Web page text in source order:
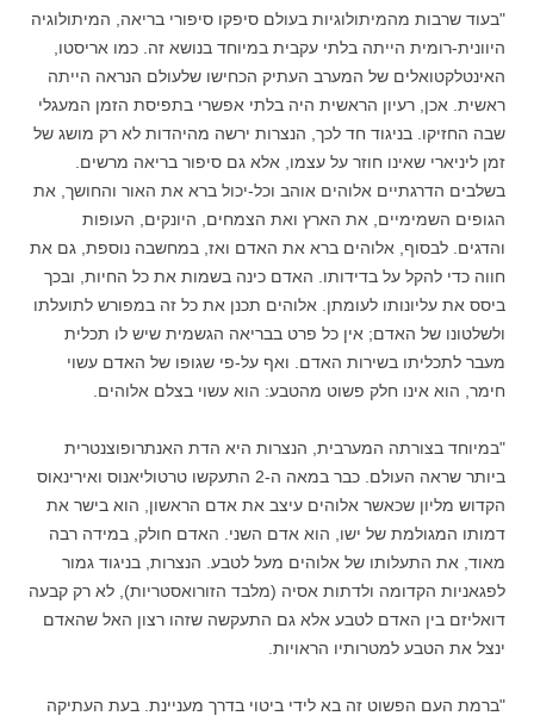
"בעוד שרבות מהמיתולוגיות בעולם סיפקו סיפורי בריאה, המיתולוגיה
היוונית-רומית הייתה בלתי עקבית במיוחד בנושא זה. כמו אריסטו,
האינטלקטואלים של המערב העתיק הכחישו שלעולם הנראה הייתה
ראשית. אכן, רעיון הראשית היה בלתי אפשרי בתפיסת הזמן המעגלי
שבה החזיקו. בניגוד חד לכך, הנצרות ירשה מהיהדות לא רק מושג של
זמן ליניארי שאינו חוזר על עצמו, אלא גם סיפור בריאה מרשים.
בשלבים הדרגתיים אלוהים אוהב וכל-יכול ברא את האור והחושך, את
הגופים השמימיים, את הארץ ואת הצמחים, היונקים, העופות
והדגים. לבסוף, אלוהים ברא את האדם ואז, במחשבה נוספת, גם את
חווה כדי להקל על בדידותו. האדם כינה בשמות את כל החיות, ובכך
ביסס את עליונותו לעומתן. אלוהים תכנן את כל זה במפורש לתועלתו
ולשלטונו של האדם; אין כל פרט בבריאה הגשמית שיש לו תכלית
מעבר לתכליתו בשירות האדם. ואף על-פי שגופו של האדם עשוי
חימר, הוא אינו חלק פשוט מהטבע: הוא עשוי בצלם אלוהים.
"במיוחד בצורתה המערבית, הנצרות היא הדת האנתרופוצנטרית
ביותר שראה העולם. כבר במאה ה-2 התעקשו טרטוליאנוס ואירינאוס
הקדוש מליון שכאשר אלוהים עיצב את אדם הראשון, הוא בישר את
דמותו המגולמת של ישו, הוא אדם השני. האדם חולק, במידה רבה
מאוד, את התעלותו של אלוהים מעל לטבע. הנצרות, בניגוד גמור
לפגאניות הקדומה ולדתות אסיה (מלבד הזורואסטריות), לא רק קבעה
דואליזם בין האדם לטבע אלא גם התעקשה שזהו רצון האל שהאדם
ינצל את הטבע למטרותיו הראויות.
"ברמת העם הפשוט זה בא לידי ביטוי בדרך מעניינת. בעת העתיקה